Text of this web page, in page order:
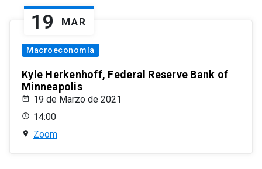
19 MAR
Macroeconomía
Kyle Herkenhoff, Federal Reserve Bank of
Minneapolis
19 de Marzo de 2021
14:00
Zoom